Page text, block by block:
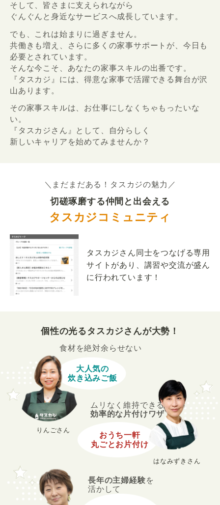
そして、皆さまに支えられながら
ぐんぐんと身近なサービスへ成長しています。
でも、これは始まりに過ぎません。
共働きも増え、さらに多くの家事サポートが、今日も
必要とされています。
そんな今こそ、あなたの家事スキルの出番です。
『タスカジ』には、得意な家事で活躍できる舞台が沢
山あります。
その家事スキルは、お仕事にしなくちゃもったいな
い。
『タスカジさん』として、自分らしく
新しいキャリアを始めてみませんか？
＼まだまだある！タスカジの魅力／
切磋琢磨する仲間と出会える
タスカジコミュニティ
タスカジさん同士をつなげる専用
サイトがあり、講習や交流が盛ん
に行われています！
個性の光るタスカジさんが大勢！
長年の主婦経験を
活かして
りんごさん
食材を絶対余らせない
大人気の
炊き込みご飯
はなみずきさん
ムリなく維持できる
効率的な片付けワザ
おうち一軒
丸ごとお片付け